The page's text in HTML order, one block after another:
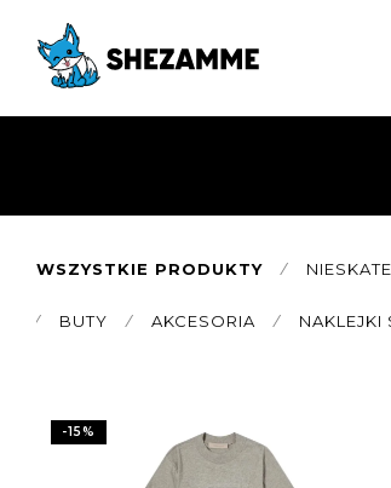
WSZYSTKIE PRODUKTY ⁄
⁄ BUTY ⁄ AKCESORIA ⁄ NAKLEJKI
-15%